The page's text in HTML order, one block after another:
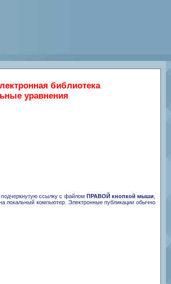
библиотека
уравнения
ссылку с файлом ПРАВОЙ кнопкой мыши
локальный компьютер. Электронные публикации обычно